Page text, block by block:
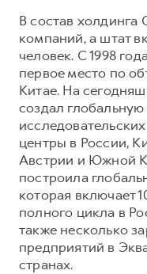
В состав холдинга
компаний, а штат
человек. С 1998
первое место по
Китае. На
создал
центры в России,
Австрии и Южной
построила
которая включает
полного цикла в
также несколько
предприятий в
странах.